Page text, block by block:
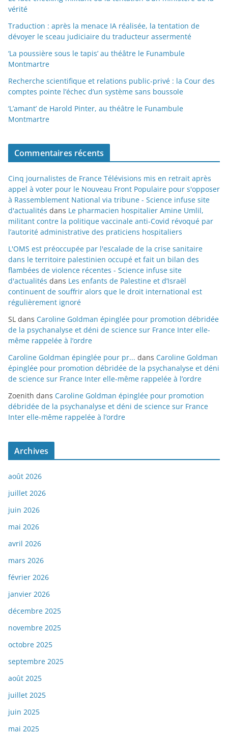
vérité
Traduction : après la menace IA réalisée, la tentation de
dévoyer le sceau judiciaire du traducteur assermenté
‘La poussière sous le tapis’ au théâtre le Funambule
Montmartre
Recherche scientifique et relations public-privé : la Cour des
comptes pointe l’échec d’un système sans boussole
‘L’amant’ de Harold Pinter, au théâtre le Funambule
Montmartre
Commentaires récents
Cinq journalistes de France Télévisions mis en retrait après
appel à voter pour le Nouveau Front Populaire pour s'opposer
à Rassemblement National via tribune - Science infuse site
d'actualités dans Le pharmacien hospitalier Amine Umlil,
militant contre la politique vaccinale anti-Covid révoqué par
l’autorité administrative des praticiens hospitaliers
L'OMS est préoccupée par l'escalade de la crise sanitaire
dans le territoire palestinien occupé et fait un bilan des
flambées de violence récentes - Science infuse site
d'actualités dans Les enfants de Palestine et d’Israël
continuent de souffrir alors que le droit international est
régulièrement ignoré
SL dans Caroline Goldman épinglée pour promotion débridée
de la psychanalyse et déni de science sur France Inter elle-
même rappelée à l’ordre
Caroline Goldman épinglée pour pr... dans Caroline Goldman
épinglée pour promotion débridée de la psychanalyse et déni
de science sur France Inter elle-même rappelée à l’ordre
Zoenith dans Caroline Goldman épinglée pour promotion
débridée de la psychanalyse et déni de science sur France
Inter elle-même rappelée à l’ordre
Archives
août 2026
juillet 2026
juin 2026
mai 2026
avril 2026
mars 2026
février 2026
janvier 2026
décembre 2025
novembre 2025
octobre 2025
septembre 2025
août 2025
juillet 2025
juin 2025
mai 2025